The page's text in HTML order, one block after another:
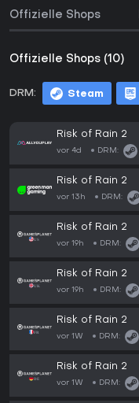
Offizielle Shops
Offizielle Shops (10)
DRM: Steam
Risk of Rain 2
vor 4d DRM:
Risk of Rain 2
vor 13h DRM:
Risk of Rain 2
vor 19h DRM:
Risk of Rain 2
vor 19h DRM:
Risk of Rain 2
vor 1W DRM:
Risk of Rain 2
vor 1W DRM: